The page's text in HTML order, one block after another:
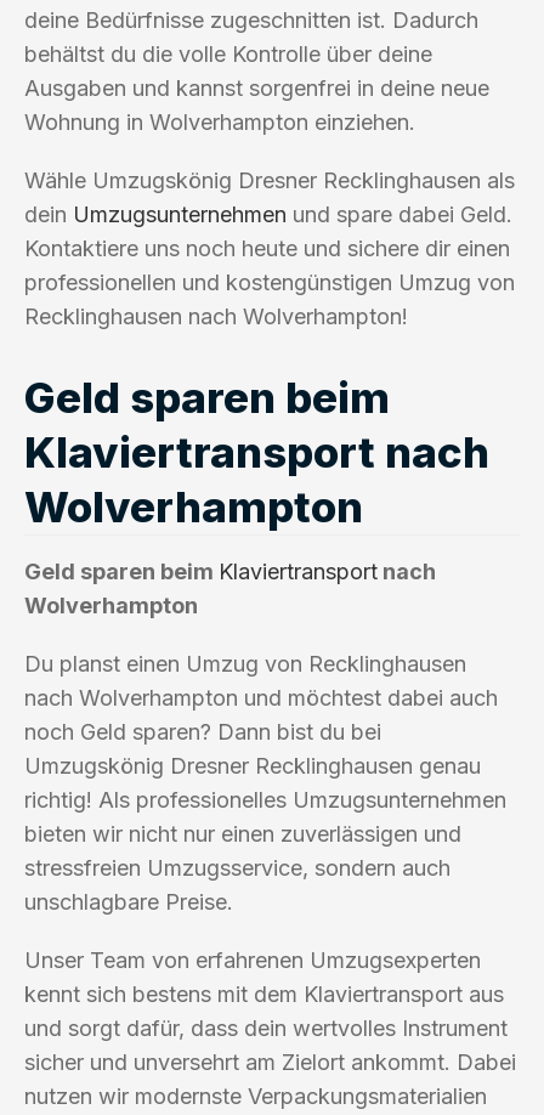
deine Bedürfnisse zugeschnitten ist. Dadurch
behältst du die volle Kontrolle über deine
Ausgaben und kannst sorgenfrei in deine neue
Wohnung in Wolverhampton einziehen.
Wähle Umzugskönig Dresner Recklinghausen als
dein Umzugsunternehmen und spare dabei Geld.
Kontaktiere uns noch heute und sichere dir einen
professionellen und kostengünstigen Umzug von
Recklinghausen nach Wolverhampton!
Geld sparen beim
Klaviertransport nach
Wolverhampton
Geld sparen beim Klaviertransport nach
Wolverhampton
Du planst einen Umzug von Recklinghausen
nach Wolverhampton und möchtest dabei auch
noch Geld sparen? Dann bist du bei
Umzugskönig Dresner Recklinghausen genau
richtig! Als professionelles Umzugsunternehmen
bieten wir nicht nur einen zuverlässigen und
stressfreien Umzugsservice, sondern auch
unschlagbare Preise.
Unser Team von erfahrenen Umzugsexperten
kennt sich bestens mit dem Klaviertransport aus
und sorgt dafür, dass dein wertvolles Instrument
sicher und unversehrt am Zielort ankommt. Dabei
nutzen wir modernste Verpackungsmaterialien